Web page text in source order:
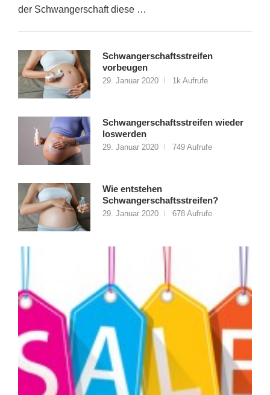
der Schwangerschaft diese …
Schwangerschaftsstreifen
vorbeugen
29. Januar 2020 1k Aufrufe
Schwangerschaftsstreifen wieder
loswerden
29. Januar 2020 749 Aufrufe
Wie entstehen
Schwangerschaftsstreifen?
29. Januar 2020 678 Aufrufe